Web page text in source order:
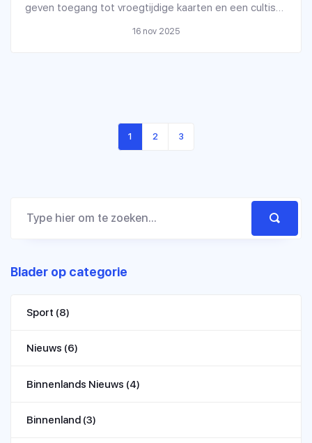
geven toegang tot vroegtijdige kaarten en een cultisch
tijdschrift.
16 nov 2025
1 2 3
Blader op categorie
Sport (8)
Nieuws (6)
Binnenlands Nieuws (4)
Binnenland (3)